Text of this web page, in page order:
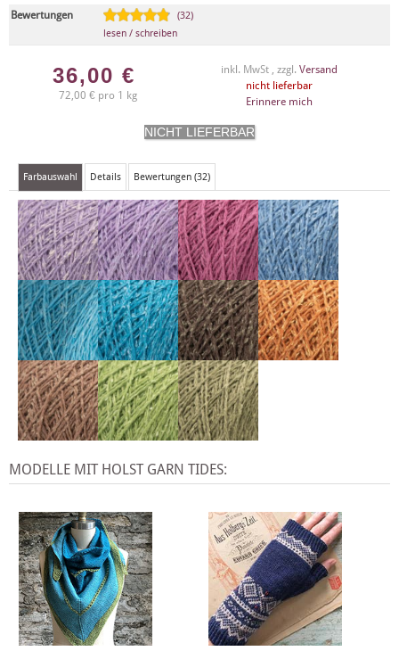
Bewertungen
(32)
lesen / schreiben
36,00 €
72,00 € pro 1 kg
inkl. MwSt , zzgl. Versand
nicht lieferbar
Erinnere mich
Farbauswahl Details Bewertungen (32)
MODELLE MIT HOLST GARN TIDES: